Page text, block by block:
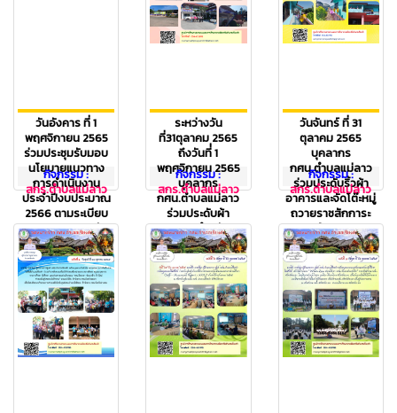
วันอังคาร ที่ 1
พฤศจิกายน 2565
ร่วมประชุมรับมอบ
นโยบายแนวทาง
การดำเนินงาน
ประจำปีงบประมาณ
2566 ตามระเบียบ
กระทรวงการคลัง
ว่าด้วยการจัดซื้อจัด
จ้างและการบ...
( ผู้เข้าชม : 1,548
คน)
กิจกรรม :
สกร.ตำบลแม่ลาว
ระหว่างวัน
ที่31ตุลาคม 2565
ถึงวันที่่ 1
พฤศจิกายน 2565
บุคลากร
กศน.ตำบลแม่ลาว
ร่วมประดับผ้า
ระบายสำหรับ
ต้อนรับผู้แทน
พระองค์ มาในการ
บำเพ็ญพระกุศล
ถวายผ้า...
( ผู้เข้าชม : 1,548
คน)
กิจกรรม :
สกร.ตำบลแม่ลาว
วันจันทร์ ที่ 31
ตุลาคม 2565
บุคลากร
กศน.ตำบลแม่ลาว
ร่วมประดับริ้วผ้า
อาคารและจัดโต๊ะหมู่
ถวายราชสักการะ
ณ ห้องสมุด
ประชาชนอำเภอ
เชียงคำ จังหวัด
พะเยา...
( ผู้เข้าชม : 1,548
คน)
กิจกรรม :
สกร.ตำบลแม่ลาว